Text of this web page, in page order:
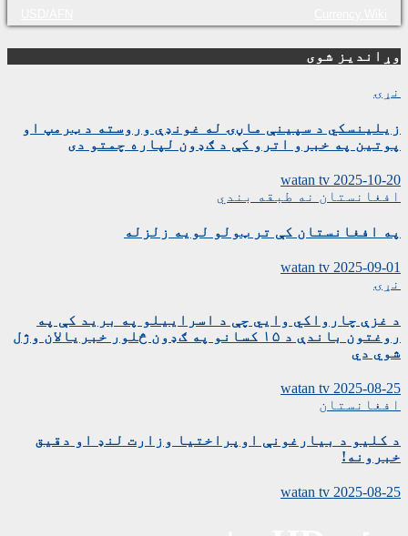
وړاندیز شوی
نړۍ
زیلینسکي د سپینې ماڼۍ له غونډې وروسته د ټرمپ او
پوتین په خبرو اترو کې د ګډون لپاره چمتو دی
2025-10-20
watan tv
افغانستان نه طبقه بندي
په افغانستان کې تر ټولو لویه زلزله
2025-09-01
watan tv
نړۍ
د غزې چارواکي وايي چې د اسراییلو په برید کې په
روغتون باندې د ۱۵ کسانو په ګډون څلور خبریالان وژل
شوي دي
2025-08-25
watan tv
افغانستان
د کلیو د بیارغونې اوپراختیا وزارت لنډ او دقیق
خبرونه!
2025-08-25
watan tv